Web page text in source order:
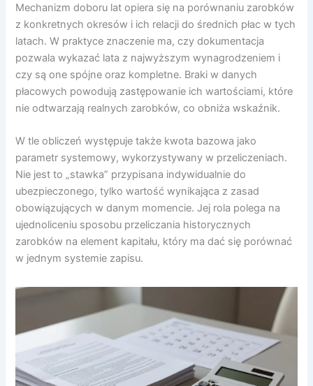
Mechanizm doboru lat opiera się na porównaniu zarobków
z konkretnych okresów i ich relacji do średnich płac w tych
latach. W praktyce znaczenie ma, czy dokumentacja
pozwala wykazać lata z najwyższym wynagrodzeniem i
czy są one spójne oraz kompletne. Braki w danych
płacowych powodują zastępowanie ich wartościami, które
nie odtwarzają realnych zarobków, co obniża wskaźnik.
W tle obliczeń występuje także kwota bazowa jako
parametr systemowy, wykorzystywany w przeliczeniach.
Nie jest to „stawka” przypisana indywidualnie do
ubezpieczonego, tylko wartość wynikająca z zasad
obowiązujących w danym momencie. Jej rola polega na
ujednoliceniu sposobu przeliczania historycznych
zarobków na element kapitału, który ma dać się porównać
w jednym systemie zapisu.